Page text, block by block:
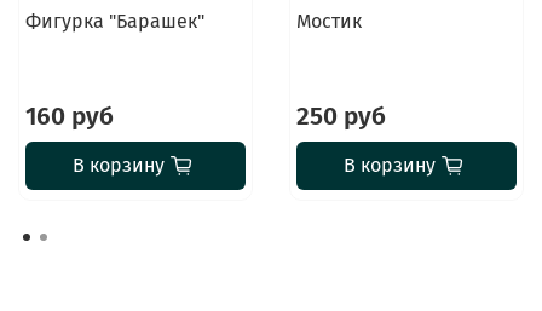
Фигурка "Барашек"
160 руб
В корзину
Мостик
250 руб
В корзину